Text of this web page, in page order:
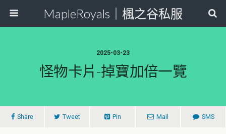
MapleRoyals｜楓之谷私服
2025-03-23
怪物卡片-掉寶加倍一覽
Share Tweet Pin Mail SMS